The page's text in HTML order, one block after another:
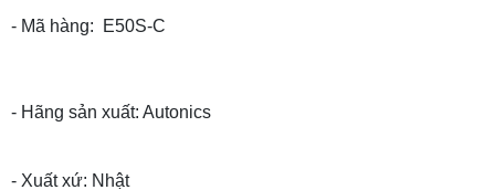
- Mã hàng: E50S-C
- Hãng sản xuất: Autonics
- Xuất xứ: Nhật